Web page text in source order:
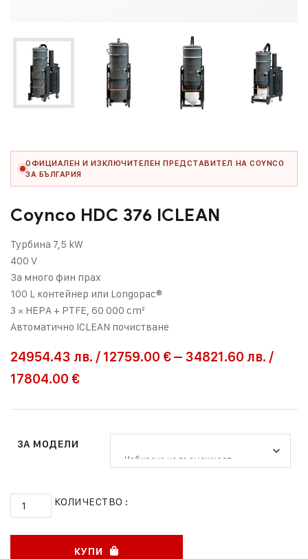
ОФИЦИАЛЕН И ИЗКЛЮЧИТЕЛЕН ПРЕДСТАВИТЕЛ НА COYNCO
ЗА БЪЛГАРИЯ
Coynco HDC 376 ICLEAN
Турбина 7,5 kW
400 V
За много фин прах
100 L контейнер или Longopac®
3 × HEPA + PTFE, 60 000 cm²
Автоматично ICLEAN почистване
24954.43 лв. / 12759.00 €– 34821.60 лв. /
17804.00 €
ЗА МОДЕЛИ
КОЛИЧЕСТВО :
КУПИ